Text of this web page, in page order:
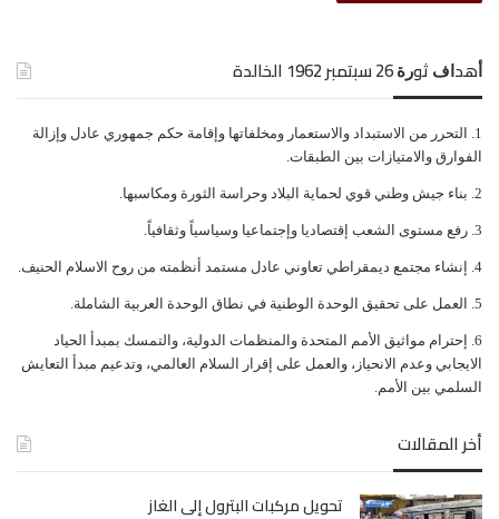
اللواء الأول تهامة العميد أحمد الكوكباني، تنصيب نفسه
غير أن الرجل المدفوع بجنون العظمة يحاول أن يشغل
المنصب، وسط رفض قاطع لهذه الخطوة، وتورطة في
جرائم وانتهاكات ضد الانسانية بحق ابناء الحديدة والمدنيين
..
ﺃﻫﺪﺍﻑ ﺛﻮﺭﺓ 26 ﺳﺒﺘﻤﺒﺮ 1962 الخالدة
ﺍﻟﺘﺤﺮﺭ ﻣﻦ ﺍﻻﺳﺘﺒﺪﺍﺩ ﻭﺍﻻﺳﺘﻌﻤﺎﺭ ﻭﻣﺨﻠﻔﺎﺗﻬﺎ ﻭﺇﻗﺎﻣﺔ ﺣﻜﻢ ﺟﻤﻬﻮﺭﻱ ﻋﺎﺩﻝ ﻭﺇﺯﺍﻟﺔ
ﺍﻟﻔﻮﺍﺭﻕ ﻭﺍﻻﻣﺘﻴﺎﺯﺍﺕ ﺑﻴﻦ ﺍﻟﻄﺒﻘﺎﺕ.
ﺑﻨﺎﺀ ﺟﻴﺶ ﻭﻃﻨﻲ ﻗﻮﻱ ﻟﺤﻤﺎﻳﺔ ﺍﻟﺒﻼﺩ ﻭﺣﺮﺍﺳﺔ ﺍﻟﺜﻮﺭﺓ ﻭﻣﻜﺎﺳﺒﻬﺎ.
ﺭﻓﻊ ﻣﺴﺘﻮﻯ ﺍﻟﺸﻌﺐ ﺇﻗﺘﺼﺎﺩﻳﺎ ﻭﺇﺟﺘﻤﺎﻋﻴﺎ ﻭﺳﻴﺎﺳﻴﺎً ﻭﺛﻘﺎﻓﻴﺎً.
ﺇﻧﺸﺎﺀ ﻣﺠﺘﻤﻊ ﺩﻳﻤﻘﺮﺍﻃﻲ ﺗﻌﺎﻭﻧﻲ ﻋﺎﺩﻝ ﻣﺴﺘﻤﺪ ﺃﻧﻈﻤﺘﻪ ﻣﻦ ﺭﻭﺡ ﺍﻻﺳﻼﻡ ﺍﻟﺤﻨﻴﻒ.
ﺍﻟﻌﻤﻞ ﻋﻠﻰ ﺗﺤﻘﻴﻖ ﺍﻟﻮﺣﺪﺓ ﺍﻟﻮﻃﻨﻴﺔ ﻓﻲ ﻧﻄﺎﻕ ﺍﻟﻮﺣﺪﺓ ﺍﻟﻌﺮﺑﻴﺔ ﺍﻟﺸﺎﻣﻠﺔ.
ﺇﺣﺘﺮﺍﻡ ﻣﻮﺍﺛﻴﻖ الأﻣﻢ ﺍﻟﻤﺘﺤﺪﺓ ﻭﺍﻟﻤﻨﻈﻤﺎﺕ ﺍﻟﺪﻭﻟﻴﺔ، ﻭﺍﻟﺘﻤﺴﻚ ﺑﻤﺒﺪﺃ ﺍﻟﺤﻴﺎﺩ
ﺍﻻﻳﺠﺎﺑﻲ ﻭﻋﺪﻡ ﺍﻻﻧﺤﻴﺎﺯ، ﻭﺍﻟﻌﻤﻞ ﻋﻠﻰ ﺇﻗﺮﺍﺭ ﺍﻟﺴﻼﻡ ﺍﻟﻌﺎﻟﻤﻲ، ﻭﺗﺪﻋﻴﻢ ﻣﺒﺪﺃ ﺍﻟﺘﻌﺎﻳﺶ
ﺍﻟﺴﻠﻤﻲ ﺑﻴﻦ ﺍﻷﻣﻢ.
أخر المقالات
تحويل مركبات البترول إلى الغاز